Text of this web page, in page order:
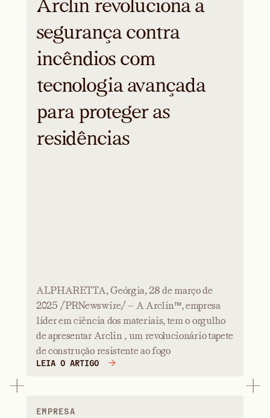
Arclin revoluciona a
segurança contra
incêndios com
tecnologia avançada
para proteger as
residências
ALPHARETTA, Geórgia, 28 de março de
2025 /PRNewswire/ — A Arclin™, empresa
líder em ciência dos materiais, tem o orgulho
de apresentar Arclin , um revolucionário tapete
de construção resistente ao fogo
LEIA O ARTIGO
EMPRESA